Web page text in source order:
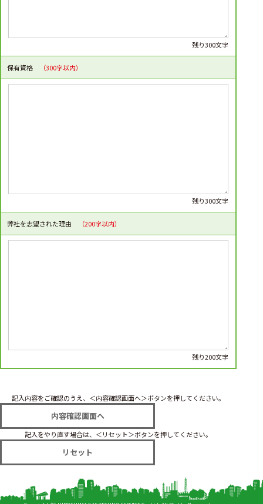
残り300文字
保有資格 （300字以内）
残り300文字
弊社を志望された理由 （200字以内）
残り200文字
記入内容をご確認のうえ、＜内容確認画面へ＞ボタンを押してください。
記入をやり直す場合は、＜リセット＞ボタンを押してください。